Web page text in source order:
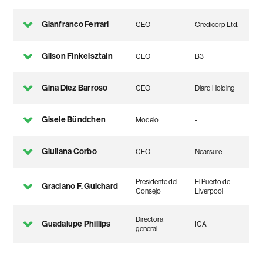
Gianfranco Ferrari CEO Credicorp Ltd.
Gilson Finkelsztain CEO B3
Gina Diez Barroso CEO Diarq Holding
Gisele Bündchen Modelo -
Giuliana Corbo CEO Nearsure
Graciano F. Guichard
Presidente del
Consejo
El Puerto de
Liverpool
Guadalupe Phillips
Directora
general
ICA